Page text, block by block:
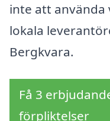
inte att
lokala
Bergkvara.
Få 3
förpliktelser